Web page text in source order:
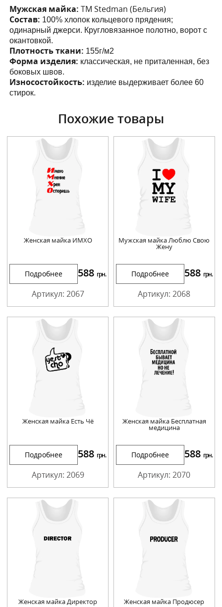
Мужская майка:ТМ Stedman (Бельгия)
Состав: 100% хлопок кольцевого прядения;
одинарный джерси. Кругловязанное полотно, ворот с
окантовкой.
Плотность ткани: 155г/м2
Форма изделия: классическая, не приталенная, без
боковых швов.
Износостойкость: изделие выдерживает более 60
стирок.
Похожие товары
Женская майка ИМХО
Подробнее 588 грн.
Артикул: 2067
Мужская майка Люблю Свою
Жену
Подробнее 588 грн.
Артикул: 2068
Женская майка Есть Чё
Подробнее 588 грн.
Артикул: 2069
Женская майка Бесплатная
медицина
Подробнее 588 грн.
Артикул: 2070
Женская майка Директор Женская майка Продюсер